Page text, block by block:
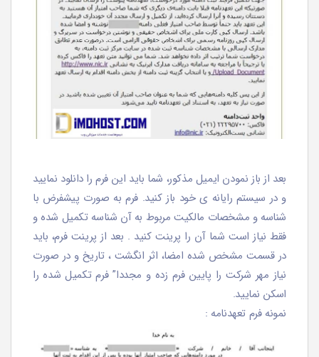
بعد از باز نمودن ایمیل مذکور، شما باید این فرم را دانلود نمایید
و در سیستم رایانه ی خود باز کنید. فرم به صورت پیشفرض با
شناسه و مشخصات مالکیت مربوط به آن شناسه تکمیل شده و
فقط نیاز است شما آن را پرینت کنید . بعد از پرینت فرم، باید
در قسمت مشخص شده امضا، اثر انگشت ، تاریخ و در صورت
نیاز مهر شرکت را پایین فرم زده و مجددا” فرم تکمیل شده را
اسکن نمایید.
نمونه فرم تعهدنامه :